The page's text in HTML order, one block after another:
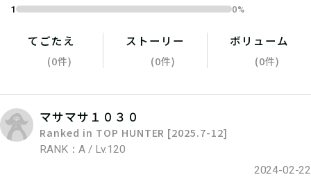
05 3.組み立てる
ひとりでチャレンジするもよし、お友
達や家族と協力するのもよし！
1
0%
てごたえ
(0件)
ストーリー
(0件)
ボリューム
(0件)
マサマサ１０３０
Ranked in TOP HUNTER [2025.7-12]
RANK：A / Lv.120
2024-02-22